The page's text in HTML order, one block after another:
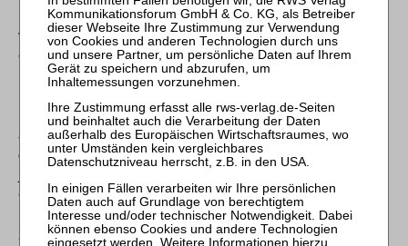
Kläger in der Regel vorrangig seinen Anspruch auf die
vereinbarte Vergütung wahren wollen. Sein Interesse
entspricht daher in etwa dem Wert einer alternativ möglichen
Klage auf Feststellung, daß der Dienstberechtigte zur
hinaus verpflichtet sei (BGH, Beschluß vom 13. Februar 1986
aaO). Das entspricht der ganz überwiegenden Meinung und
gilt auch für Organmitglieder von Handelsgesellschaften oder
GKG auf die Mitglieder von Vertretungsorganen: BGH,
Beschluß vom 24. November 1980 - II ZR 183/80, NJW 1981,
2465 f; zur Wertberechnung bei Bestandsstreitigkeiten: OLG